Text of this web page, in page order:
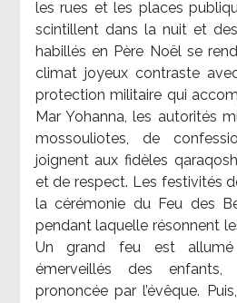
les rues et les places
scintillent dans la nuit et
habillés en Père Noël se
climat joyeux contraste
protection militaire qui
Mar Yohanna, les autorités
mossouliotes, de
joignent aux fidèles
et de respect. Les festivités
la cérémonie du Feu des
pendant laquelle résonnent
Un grand feu est
émerveillés des
prononcée par l’évêque.